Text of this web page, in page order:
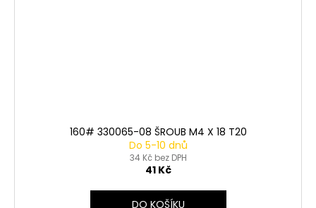
160# 330065-08 ŠROUB M4 X 18 T20
Do 5-10 dnů
34 Kč bez DPH
41 Kč
DO KOŠÍKU